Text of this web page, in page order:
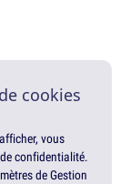
cookies
vous
confidentialité.
de Gestion